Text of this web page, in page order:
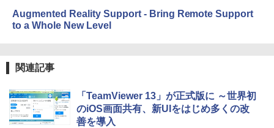
ェクトリストと最新エミュレータ紹介
￥31,980
き、グラファイト
￥115,980
Augmented Reality Support - Bring Remote Support
to a Whole New Level
関連記事
「TeamViewer 13」が正式版に ～世界初
のiOS画面共有、新UIをはじめ多くの改
善を導入